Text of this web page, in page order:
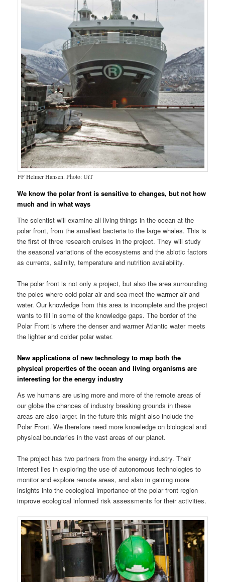
FF Helmer Hansen. Photo: UiT
We know the polar front is sensitive to changes, but not how
much and in what ways
The scientist will examine all living things in the ocean at the
polar front, from the smallest bacteria to the large whales. This is
the first of three research cruises in the project. They will study
the seasonal variations of the ecosystems and the abiotic factors
as currents, salinity, temperature and nutrition availability.
The polar front is not only a project, but also the area surrounding
the poles where cold polar air and sea meet the warmer air and
water. Our knowledge from this area is incomplete and the project
wants to fill in some of the knowledge gaps. The border of the
Polar Front is where the denser and warmer Atlantic water meets
the lighter and colder polar water.
New applications of new technology to map both the
physical properties of the ocean and living organisms are
interesting for the energy industry
As we humans are using more and more of the remote areas of
our globe the chances of industry breaking grounds in these
areas are also larger. In the future this might also include the
Polar Front. We therefore need more knowledge on biological and
physical boundaries in the vast areas of our planet.
The project has two partners from the energy industry. Their
interest lies in exploring the use of autonomous technologies to
monitor and explore remote areas, and also in gaining more
insights into the ecological importance of the polar front region
improve ecological informed risk assessments for their activities.